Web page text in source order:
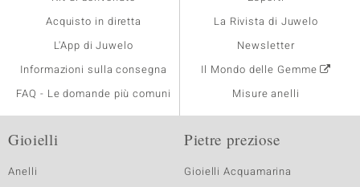
Acquisto in diretta
L'App di Juwelo
Informazioni sulla consegna
FAQ - Le domande più comuni
La Rivista di Juwelo
Newsletter
Il Mondo delle Gemme
Misure anelli
Gioielli
Anelli
Pietre preziose
Gioielli Acquamarina